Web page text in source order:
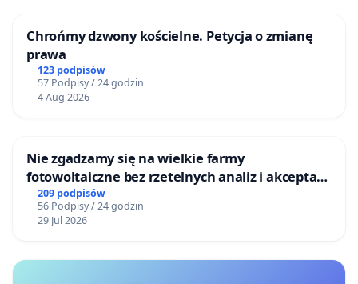
Chrońmy dzwony kościelne. Petycja o zmianę
prawa
123 podpisów
57 Podpisy / 24 godzin
4 Aug 2026
Nie zgadzamy się na wielkie farmy
fotowoltaiczne bez rzetelnych analiz i akceptacji
mieszkańców
209 podpisów
56 Podpisy / 24 godzin
29 Jul 2026